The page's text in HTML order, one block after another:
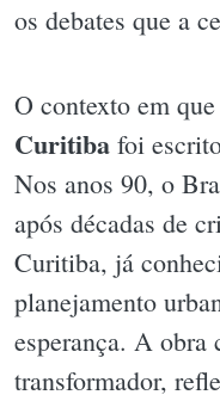
os debates que a
O contexto em que
Curitiba foi
Nos anos 90, o
após décadas de
Curitiba, já
planejamento
esperança. A obra
transformador,